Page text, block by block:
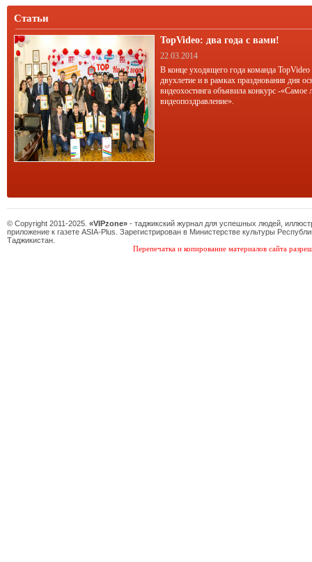
Статьи
TopVideo: два года с вами!
22.03.2014
В конце уходящего года команда TopVideo
двухлетие и в рамках празднования дня
видеохостинга объявила конкурс -«Самое
видеопоздравление».
© Copyright 2011-2025. «VIPzone» - таджикский журнал для успешных людей,
приложение к газете ASIA-Plus. Зарегистрирован в Министерстве культуры
Таджикистан.
Перепечатка и копирование материалов сайта